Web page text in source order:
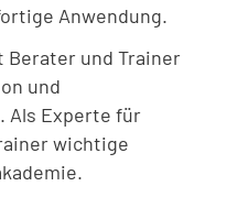
Anwendung.
Berater und Trainer
und
Als Experte für
wichtige